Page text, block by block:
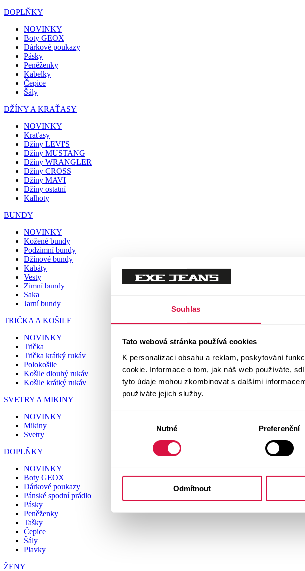
Souhlas
Tato webová stránka používá cookies
K personalizaci obsahu a reklam, poskytování
cookie. Informace o tom, jak náš web používáte,
tyto údaje mohou zkombinovat s dalšími
používáte jejich služby.
Nutné Preferenční
Odmítnout
DOPLŇKY
NOVINKY
Boty GEOX
Dárkové poukazy
Pásky
Peněženky
Kabelky
Čepice
Šály
DŽÍNY A KRAŤASY
NOVINKY
Kraťasy
Džíny LEVI'S
Džíny MUSTANG
Džíny WRANGLER
Džíny CROSS
Džíny MAVI
Džíny ostatní
Kalhoty
BUNDY
NOVINKY
Kožené bundy
Podzimní bundy
Džínové bundy
Kabáty
Vesty
Zimní bundy
Saka
Jarní bundy
TRIČKA A KOŠILE
NOVINKY
Trička
Trička krátký rukáv
Polokošile
Košile dlouhý rukáv
Košile krátký rukáv
SVETRY A MIKINY
NOVINKY
Mikiny
Svetry
DOPLŇKY
NOVINKY
Boty GEOX
Dárkové poukazy
Pánské spodní prádlo
Pásky
Peněženky
Tašky
Čepice
Šály
Plavky
ŽENY